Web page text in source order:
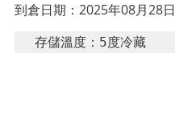
到倉日期：2025年08月28日
存儲溫度：5度冷藏